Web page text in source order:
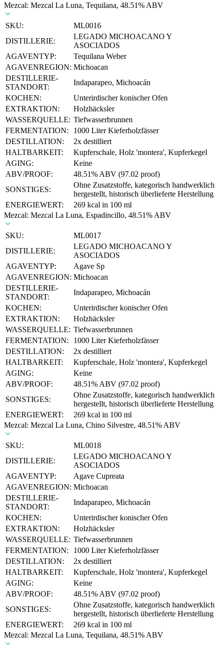
Mezcal: Mezcal La Luna, Tequilana, 48.51% ABV
SKU:
ML0016
DISTILLERIE:
LEGADO MICHOACANO Y
ASOCIADOS
AGAVENTYP:
Tequilana Weber
AGAVENREGION: Michoacan
DESTILLERIE-
STANDORT:
Indaparapeo, Michoacán
KOCHEN:
Unterirdischer konischer Ofen
EXTRAKTION:
Holzhäcksler
WASSERQUELLE: Tiefwasserbrunnen
FERMENTATION:
1000 Liter Kieferholzfässer
DESTILLATION:
2x destilliert
HALTBARKEIT:
Kupferschale, Holz 'montera', Kupferkegel
AGING:
Keine
ABV/PROOF:
48.51% ABV (97.02 proof)
SONSTIGES:
Ohne Zusatzstoffe, kategorisch handwerklich
hergestellt, historisch überlieferte Herstellung
ENERGIEWERT:
269 kcal in 100 ml
Mezcal: Mezcal La Luna, Espadincillo, 48.51% ABV
SKU:
ML0017
DISTILLERIE:
LEGADO MICHOACANO Y
ASOCIADOS
AGAVENTYP:
Agave Sp
AGAVENREGION: Michoacan
DESTILLERIE-
STANDORT:
Indaparapeo, Michoacán
KOCHEN:
Unterirdischer konischer Ofen
EXTRAKTION:
Holzhäcksler
WASSERQUELLE: Tiefwasserbrunnen
FERMENTATION:
1000 Liter Kieferholzfässer
DESTILLATION:
2x destilliert
HALTBARKEIT:
Kupferschale, Holz 'montera', Kupferkegel
AGING:
Keine
ABV/PROOF:
48.51% ABV (97.02 proof)
SONSTIGES:
Ohne Zusatzstoffe, kategorisch handwerklich
hergestellt, historisch überlieferte Herstellung
ENERGIEWERT:
269 kcal in 100 ml
Mezcal: Mezcal La Luna, Chino Silvestre, 48.51% ABV
SKU:
ML0018
DISTILLERIE:
LEGADO MICHOACANO Y
ASOCIADOS
AGAVENTYP:
Agave Cupreata
AGAVENREGION: Michoacan
DESTILLERIE-
STANDORT:
Indaparapeo, Michoacán
KOCHEN:
Unterirdischer konischer Ofen
EXTRAKTION:
Holzhäcksler
WASSERQUELLE: Tiefwasserbrunnen
FERMENTATION:
1000 Liter Kieferholzfässer
DESTILLATION:
2x destilliert
HALTBARKEIT:
Kupferschale, Holz 'montera', Kupferkegel
AGING:
Keine
ABV/PROOF:
48.51% ABV (97.02 proof)
SONSTIGES:
Ohne Zusatzstoffe, kategorisch handwerklich
hergestellt, historisch überlieferte Herstellung
ENERGIEWERT:
269 kcal in 100 ml
Mezcal: Mezcal La Luna, Tequilana, 48.51% ABV